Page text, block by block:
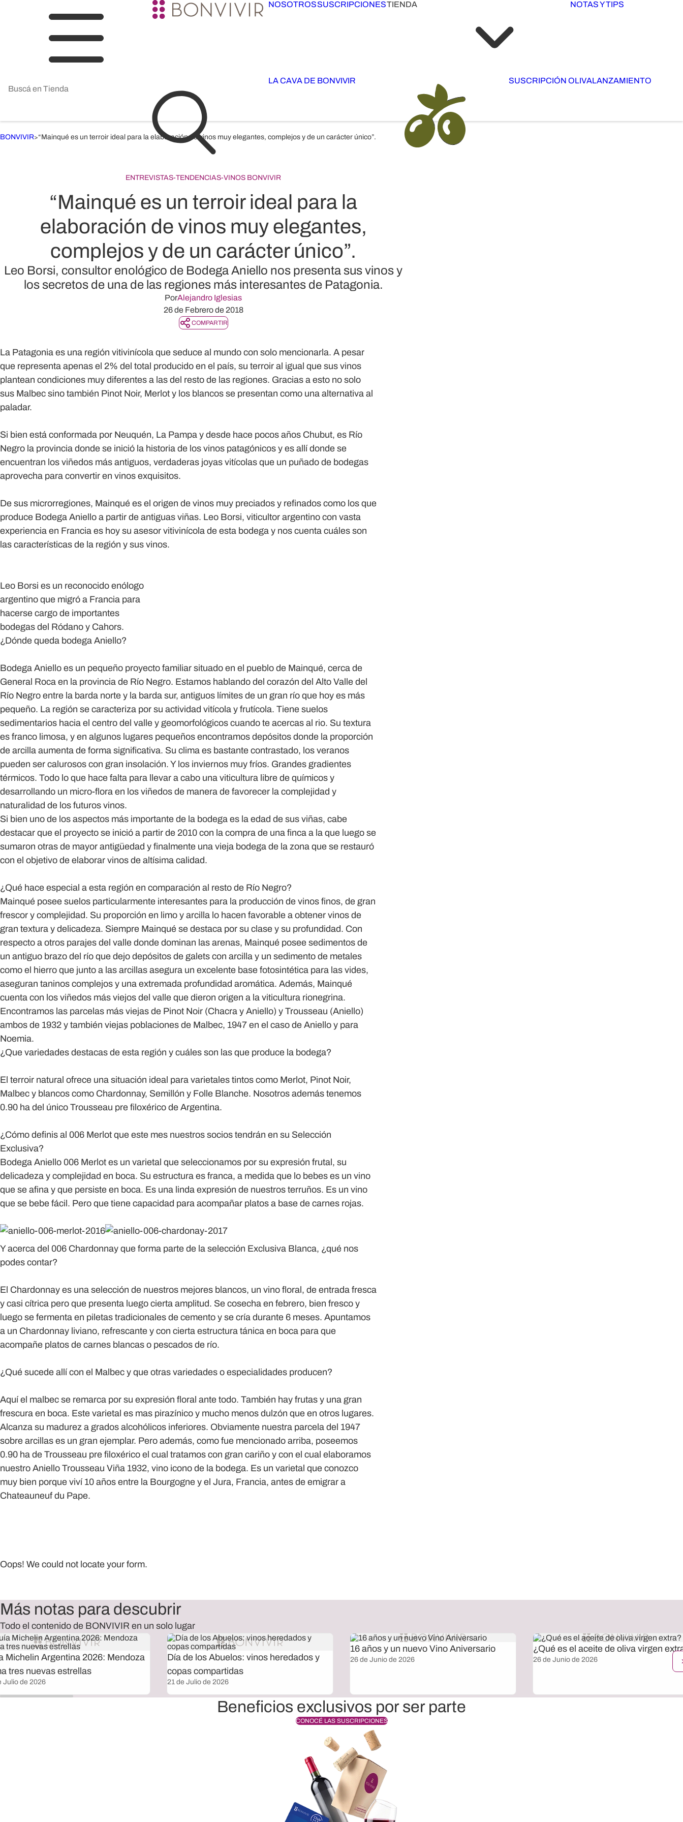
NOSOTROSSUSCRIPCIONESTIENDA NOTAS Y TIPS
LA CAVA DE BONVIVIR SUSCRIPCIÓN OLIVALANZAMIENTO
BONVIVIR>“Mainqué es un terroir ideal para la elaboración de vinos muy elegantes, complejos y de un carácter único”.
ENTREVISTAS-TENDENCIAS-VINOS BONVIVIR
“Mainqué es un terroir ideal para la
elaboración de vinos muy elegantes,
complejos y de un carácter único”.
Leo Borsi, consultor enológico de Bodega Aniello nos presenta sus vinos y
los secretos de una de las regiones más interesantes de Patagonia.
PorAlejandro Iglesias
26 de Febrero de 2018
COMPARTIR
La Patagonia es una región vitivinícola que seduce al mundo con solo mencionarla. A pesar
que representa apenas el 2% del total producido en el país, su terroir al igual que sus vinos
plantean condiciones muy diferentes a las del resto de las regiones. Gracias a esto no solo
sus Malbec sino también Pinot Noir, Merlot y los blancos se presentan como una alternativa al
paladar.
Si bien está conformada por Neuquén, La Pampa y desde hace pocos años Chubut, es Río
Negro la provincia donde se inició la historia de los vinos patagónicos y es allí donde se
encuentran los viñedos más antiguos, verdaderas joyas vitícolas que un puñado de bodegas
aprovecha para convertir en vinos exquisitos.
De sus microrregiones, Mainqué es el origen de vinos muy preciados y refinados como los que
produce Bodega Aniello a partir de antiguas viñas. Leo Borsi, viticultor argentino con vasta
experiencia en Francia es hoy su asesor vitivinícola de esta bodega y nos cuenta cuáles son
las características de la región y sus vinos.
Leo Borsi es un reconocido enólogo
argentino que migró a Francia para
hacerse cargo de importantes
bodegas del Ródano y Cahors.
¿Dónde queda bodega Aniello?
Bodega Aniello es un pequeño proyecto familiar situado en el pueblo de Mainqué, cerca de
General Roca en la provincia de Río Negro. Estamos hablando del corazón del Alto Valle del
Río Negro entre la barda norte y la barda sur, antiguos límites de un gran río que hoy es más
pequeño. La región se caracteriza por su actividad vitícola y frutícola. Tiene suelos
sedimentarios hacia el centro del valle y geomorfológicos cuando te acercas al rio. Su textura
es franco limosa, y en algunos lugares pequeños encontramos depósitos donde la proporción
de arcilla aumenta de forma significativa. Su clima es bastante contrastado, los veranos
pueden ser calurosos con gran insolación. Y los inviernos muy fríos. Grandes gradientes
térmicos. Todo lo que hace falta para llevar a cabo una viticultura libre de químicos y
desarrollando un micro-flora en los viñedos de manera de favorecer la complejidad y
naturalidad de los futuros vinos.
Si bien uno de los aspectos más importante de la bodega es la edad de sus viñas, cabe
destacar que el proyecto se inició a partir de 2010 con la compra de una finca a la que luego se
sumaron otras de mayor antigüedad y finalmente una vieja bodega de la zona que se restauró
con el objetivo de elaborar vinos de altísima calidad.
¿Qué hace especial a esta región en comparación al resto de Río Negro?
Mainqué posee suelos particularmente interesantes para la producción de vinos finos, de gran
frescor y complejidad. Su proporción en limo y arcilla lo hacen favorable a obtener vinos de
gran textura y delicadeza. Siempre Mainqué se destaca por su clase y su profundidad. Con
respecto a otros parajes del valle donde dominan las arenas, Mainqué posee sedimentos de
un antiguo brazo del río que dejo depósitos de galets con arcilla y un sedimento de metales
como el hierro que junto a las arcillas asegura un excelente base fotosintética para las vides,
aseguran taninos complejos y una extremada profundidad aromática. Además, Mainqué
cuenta con los viñedos más viejos del valle que dieron origen a la viticultura rionegrina.
Encontramos las parcelas más viejas de Pinot Noir (Chacra y Aniello) y Trousseau (Aniello)
ambos de 1932 y también viejas poblaciones de Malbec, 1947 en el caso de Aniello y para
Noemia.
¿Que variedades destacas de esta región y cuáles son las que produce la bodega?
El terroir natural ofrece una situación ideal para varietales tintos como Merlot, Pinot Noir,
Malbec y blancos como Chardonnay, Semillón y Folle Blanche. Nosotros además tenemos
0.90 ha del único Trousseau pre filoxérico de Argentina.
¿Cómo definis al 006 Merlot que este mes nuestros socios tendrán en su Selección
Exclusiva?
Bodega Aniello 006 Merlot es un varietal que seleccionamos por su expresión frutal, su
delicadeza y complejidad en boca. Su estructura es franca, a medida que lo bebes es un vino
que se afina y que persiste en boca. Es una linda expresión de nuestros terruños. Es un vino
que se bebe fácil. Pero que tiene capacidad para acompañar platos a base de carnes rojas.
Y acerca del 006 Chardonnay que forma parte de la selección Exclusiva Blanca, ¿qué nos
podes contar?
El Chardonnay es una selección de nuestros mejores blancos, un vino floral, de entrada fresca
y casi cítrica pero que presenta luego cierta amplitud. Se cosecha en febrero, bien fresco y
luego se fermenta en piletas tradicionales de cemento y se cría durante 6 meses. Apuntamos
a un Chardonnay liviano, refrescante y con cierta estructura tánica en boca para que
acompañe platos de carnes blancas o pescados de río.
¿Qué sucede allí con el Malbec y que otras variedades o especialidades producen?
Aquí el malbec se remarca por su expresión floral ante todo. También hay frutas y una gran
frescura en boca. Este varietal es mas pirazínico y mucho menos dulzón que en otros lugares.
Alcanza su madurez a grados alcohólicos inferiores. Obviamente nuestra parcela del 1947
sobre arcillas es un gran ejemplar. Pero además, como fue mencionado arriba, poseemos
0.90 ha de Trousseau pre filoxérico el cual tratamos con gran cariño y con el cual elaboramos
nuestro Aniello Trousseau Viña 1932, vino icono de la bodega. Es un varietal que conozco
muy bien porque viví 10 años entre la Bourgogne y el Jura, Francia, antes de emigrar a
Chateauneuf du Pape.
Oops! We could not locate your form.
Más notas para descubrir
Todo el contenido de BONVIVIR en un solo lugar
Michelin Argentina 2026: Mendoza
tres nuevas estrellas
Julio de 2026
Día de los Abuelos: vinos heredados y
copas compartidas
21 de Julio de 2026
16 años y un nuevo Vino Aniversario
26 de Junio de 2026
¿Qué es el aceite de oliva virgen
26 de Junio de 2026
Beneficios exclusivos por ser parte
CONOCÉ LAS SUSCRIPCIONES